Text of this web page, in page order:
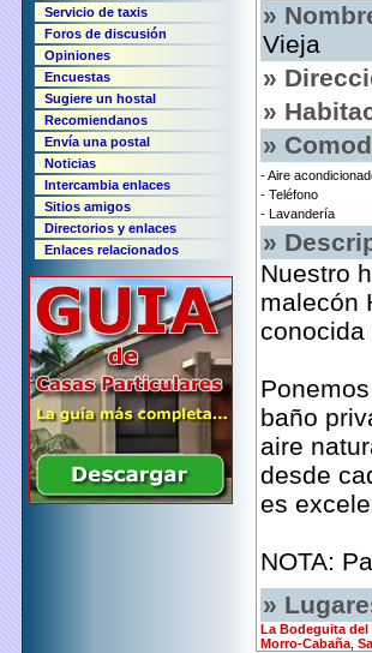
»
Vieja
»
»
»
- Aire
- Teléfono
- Lavandería
»
Nuestro
malecón
conocida
baño
aire
desde
es
NOTA:
»
La Bodeguita del
Morro-Cabaña
Servicio de taxis
Foros de discusión
Opiniones
Encuestas
Sugiere un hostal
Recomiendanos
Envía una postal
Noticias
Intercambia enlaces
Sitios amigos
Directorios y enlaces
Enlaces relacionados